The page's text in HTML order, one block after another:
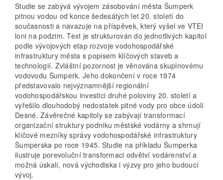
Studie se zabývá vývojem zásobování města Šumperk
pitnou vodou od konce šedesátých let 20. století do
současnosti a navazuje na příspěvek, který vyšel ve VTEI
loni na podzim. Text je strukturován do jednotlivých kapitol
podle vývojových etap rozvoje vodohospodářské
infrastruktury města s popisem klíčových staveb a
technologií. Zvláštní pozornost je věnována skupinovému
vodovodu Šumperk. Jeho dokončení v roce 1974
představovalo nejvýznamnější regionální
vodohospodářskou investici druhé poloviny 20. století a
vyřešilo dlouhodobý nedostatek pitné vody pro obce údolí
Desné. Závěrečné kapitoly se zabývají transformací
organizační struktury podniku městské vodárny a shrnují
klíčové mezníky správy vodohospodářské infrastruktury
Šumperska po roce 1945. Studie na příkladu Šumperka
ilustruje porevoluční transformaci odvětví vodárenství a
možná úskalí, nová východiska i výzvy pro jeho budoucí
vývoj.